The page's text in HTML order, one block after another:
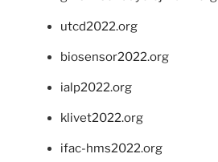
utcd2022.org
biosensor2022.org
ialp2022.org
klivet2022.org
ifac-hms2022.org